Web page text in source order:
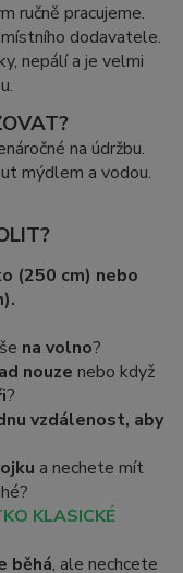
ručně pracujeme.
dodavatele.
nepálí a je velmi
na údržbu.
mýdlem a vodou.
(250 cm) nebo
na volno?
nouze nebo když
?
vzdálenost, aby
a nechete mít
KLASICKÉ
běhá, ale nechcete